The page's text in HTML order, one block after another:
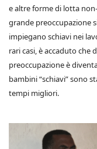
e altre forme di lotta
grande preoccupazione
impiegano schiavi nei
rari casi, è accaduto che
preoccupazione è
bambini “schiavi” sono
tempi migliori.